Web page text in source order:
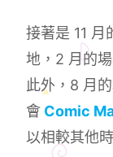
接著是 11 月
地，2 月的
此外，8 月
會 Comic
以相較其他